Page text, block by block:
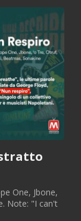
One, Jbone,
Note: "I can't